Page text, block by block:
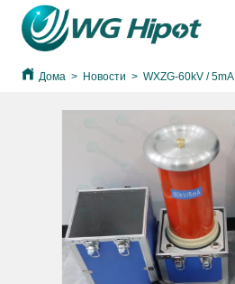
Дома > Новости > WXZG-60kV /